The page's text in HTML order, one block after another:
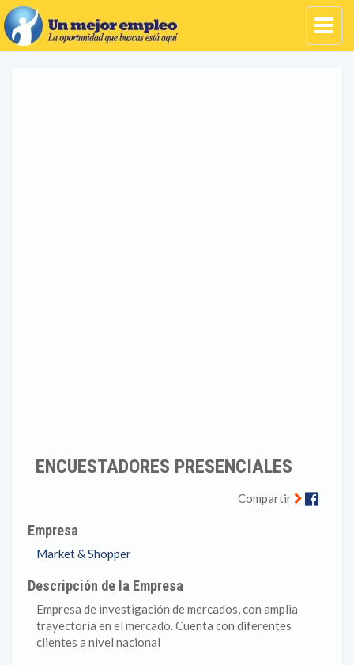
ENCUESTADORES PRESENCIALES
Compartir
Empresa
Market & Shopper
Descripción de la Empresa
Empresa de investigación de mercados, con amplia
trayectoria en el mercado. Cuenta con diferentes
clientes a nivel nacional